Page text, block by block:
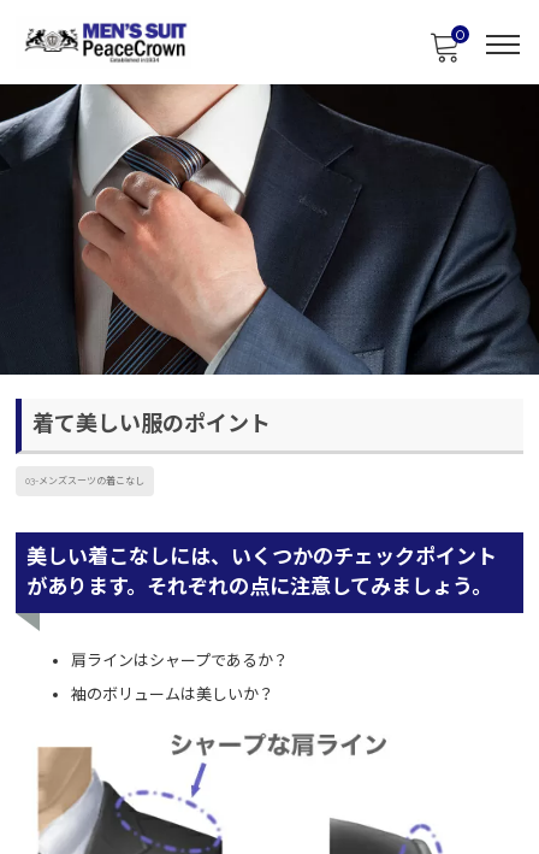
0
着て美しい服のポイント
03-メンズスーツの着こなし
美しい着こなしには、いくつかのチェックポイント
があります。それぞれの点に注意してみましょう。
肩ラインはシャープであるか？
袖のボリュームは美しいか？